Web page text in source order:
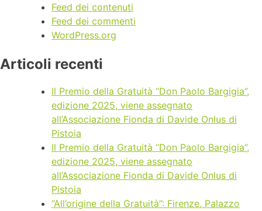
Feed dei contenuti
Feed dei commenti
WordPress.org
Articoli recenti
Il Premio della Gratuità “Don Paolo Bargigia”,
edizione 2025, viene assegnato
all’Associazione Fionda di Davide Onlus di
Pistoia
Il Premio della Gratuità “Don Paolo Bargigia”,
edizione 2025, viene assegnato
all’Associazione Fionda di Davide Onlus di
Pistoia
“All’origine della Gratuità”: Firenze, Palazzo